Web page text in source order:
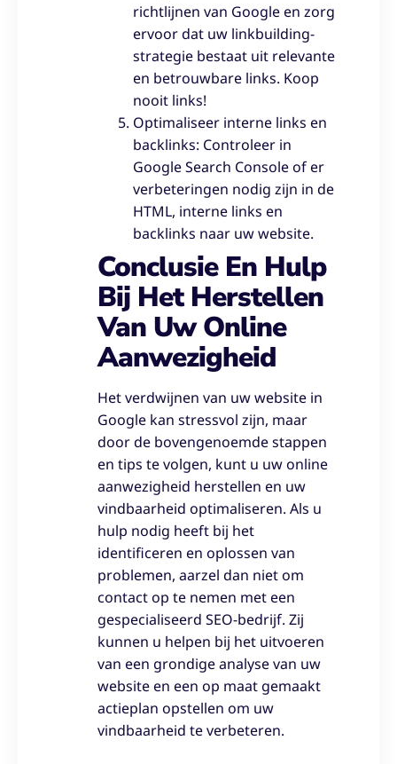
richtlijnen van Google en zorg
ervoor dat uw linkbuilding-
strategie bestaat uit relevante
en betrouwbare links. Koop
nooit links!
Optimaliseer interne links en
backlinks: Controleer in
Google Search Console of er
verbeteringen nodig zijn in de
HTML, interne links en
backlinks naar uw website.
Conclusie En Hulp
Bij Het Herstellen
Van Uw Online
Aanwezigheid
Het verdwijnen van uw website in
Google kan stressvol zijn, maar
door de bovengenoemde stappen
en tips te volgen, kunt u uw online
aanwezigheid herstellen en uw
vindbaarheid optimaliseren. Als u
hulp nodig heeft bij het
identificeren en oplossen van
problemen, aarzel dan niet om
contact op te nemen met een
gespecialiseerd SEO-bedrijf. Zij
kunnen u helpen bij het uitvoeren
van een grondige analyse van uw
website en een op maat gemaakt
actieplan opstellen om uw
vindbaarheid te verbeteren.